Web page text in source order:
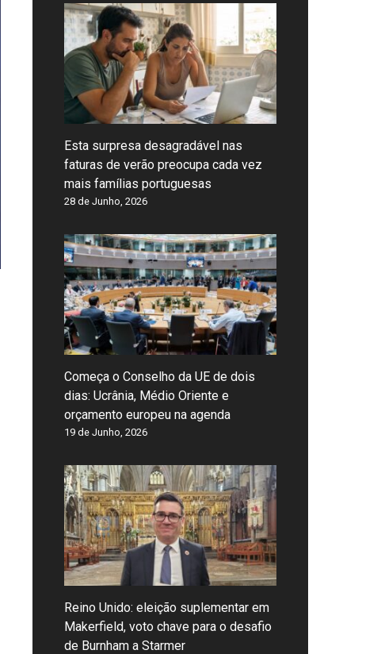
Esta surpresa desagradável nas
faturas de verão preocupa cada vez
mais famílias portuguesas
28 de Junho, 2026
Começa o Conselho da UE de dois
dias: Ucrânia, Médio Oriente e
orçamento europeu na agenda
19 de Junho, 2026
Reino Unido: eleição suplementar em
Makerfield, voto chave para o desafio
de Burnham a Starmer